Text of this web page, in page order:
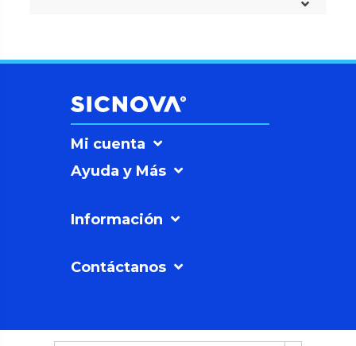
Mi cuenta
Ayuda y Más
Información
Contáctanos